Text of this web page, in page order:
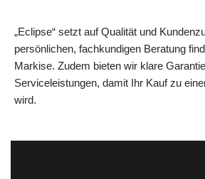
„Eclipse“ setzt auf Qualität und
persönlichen, fachkundigen Beratung
Markise. Zudem bieten wir klare
Serviceleistungen, damit Ihr Kauf zu
wird.